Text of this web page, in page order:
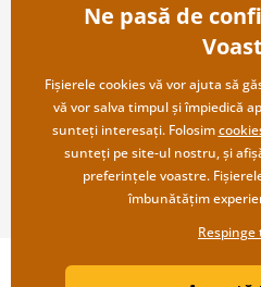
Condiții și termeni generali
Protecția datelor personale
Transport și modalități de plată
Returnare
Copyright
Ne pasă de
Fișierele cookies vă vor ajuta să
vă vor salva timpul și împiedică
sunteți interesați. Folosim
sunteți pe site-ul nostru, și
preferințele voastre.
îmbunătățim